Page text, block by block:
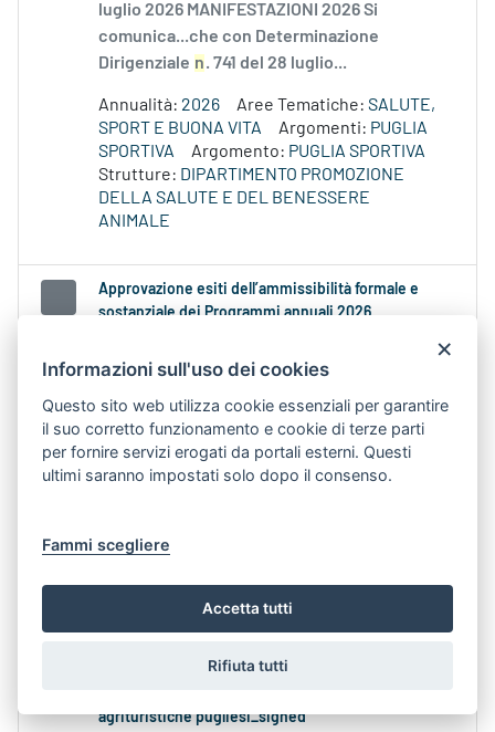
luglio 2026 MANIFESTAZIONI 2026 Si
comunica...che con Determinazione
Dirigenziale n. 741 del 28 luglio...
Annualità: 2026 Aree Tematiche: SALUTE,
SPORT E BUONA VITA
Argomenti: PUGLIA
SPORTIVA
Argomento: PUGLIA SPORTIVA
Strutture: DIPARTIMENTO PROMOZIONE
DELLA SALUTE E DEL BENESSERE
ANIMALE
Approvazione esiti dell’ammissibilità formale e
sostanziale dei Programmi annuali 2026
Data di Pubblicazione 4-ago-
2026 12.35
171_DIR_2026_00155_DeterminaPUB card
portale_FDR_1.png La Determina dirigenziale
....medesimo provvedimento dirigenziale si
Argomenti:
Territoriale Puglia a Le Figaro – Parigi, 30 settebre
agrituristiche pugliesi_signed
×
Informazioni sull'uso dei cookies
Questo sito web utilizza cookie essenziali per garantire
il suo corretto funzionamento e cookie di terze parti
per fornire servizi erogati da portali esterni. Questi
ultimi saranno impostati solo dopo il consenso.
Fammi scegliere
Accetta tutti
Rifiuta tutti